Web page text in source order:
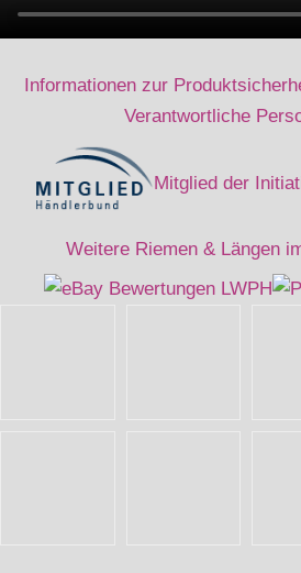
Informationen zur
Verantwortliche
Mitglied der
Weitere Riemen & Längen